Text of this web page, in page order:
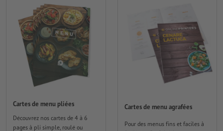
Cartes de menu pliées
Découvrez nos cartes de 4 à 6
pages à pli simple, roulé ou
Cartes de menu agrafées
Pour des menus fins et faciles à